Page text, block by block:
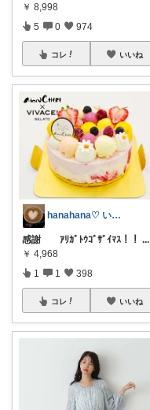
￥ 8,998
5 0 974
コレ いいね
hanahana♡ いつもありがとう🙏
感謝 ｱﾘｶﾞﾄｳｺﾞｻﾞｲﾏｽ！！ ...
￥ 4,968
1 1 398
コレ いいね